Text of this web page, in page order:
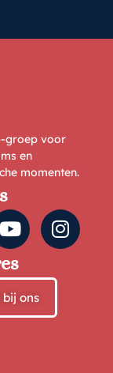
groep voor
en
momenten.
ons